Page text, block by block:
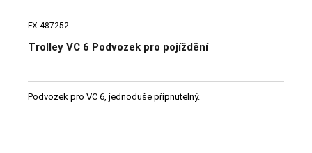
FX-487252
Trolley VC 6 Podvozek pro pojíždění
Podvozek pro VC 6, jednoduše připnutelný.